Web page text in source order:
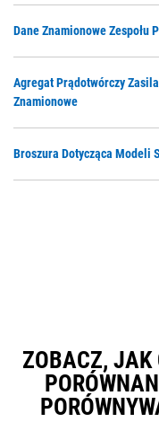
Dane Znamionowe Zespołu
Agregat Prądotwórczy
Znamionowe
Broszura Dotycząca Modeli
ZOBACZ, JAK